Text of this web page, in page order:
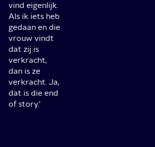
vind eigenlijk.
Als ik iets heb
gedaan en die
vrouw vindt
dat zij is
verkracht,
dan is ze
verkracht. Ja,
dat is die end
of story.’